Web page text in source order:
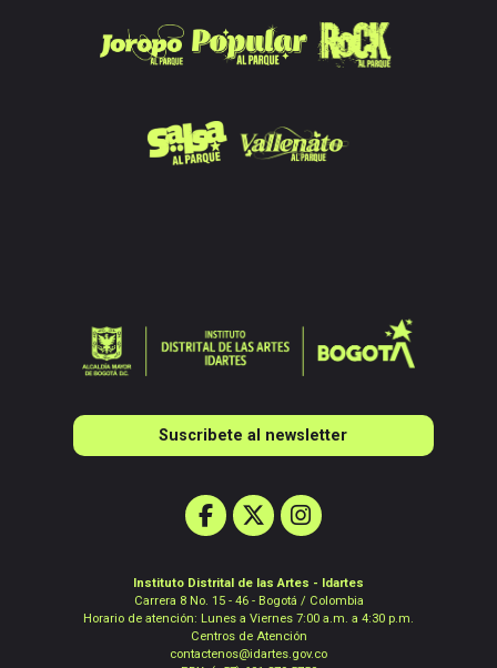
Instituto Distrital de las Artes - Idartes
Carrera 8 No. 15 - 46 - Bogotá / Colombia
Horario de atención: Lunes a Viernes 7:00 a.m. a 4:30 p.m.
Centros de Atención
contactenos@idartes.gov.co
Suscribete al newsletter